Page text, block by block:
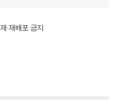
·재배포 금지